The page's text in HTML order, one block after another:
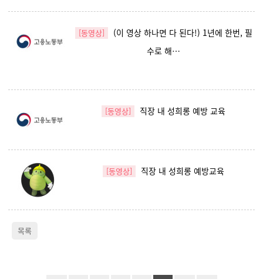
[동영상]
(이 영상 하나면 다 된다!) 1년에 한번, 필
수로 해…
[동영상] 직장 내 성희롱 예방 교육
[동영상] 직장 내 성희롱 예방교육
목록